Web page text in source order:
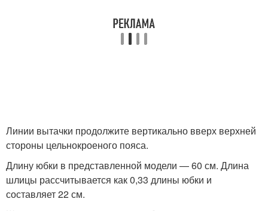
Линии вытачки продолжите вертикально вверх верхней
стороны цельнокроеного пояса.
Длину юбки в представленной модели — 60 см. Длина
шлицы рассчитывается как 0,33 длины юбки и
составляет 22 см.